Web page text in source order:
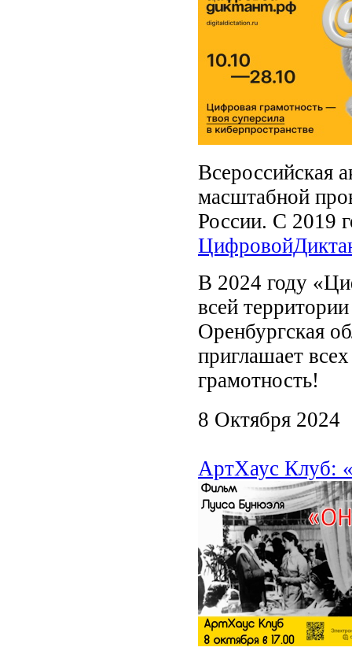
Всероссийская
масштабной
России. С 2019
В 2024 году
всей
Оренбургская
приглашает
грамотность!
8 Октября 2024
АртХаус Клуб: